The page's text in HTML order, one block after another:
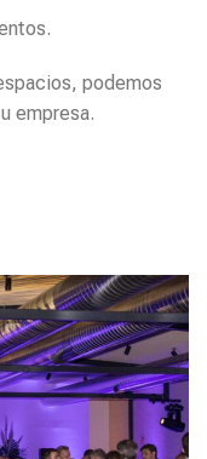
podemos
empresa.